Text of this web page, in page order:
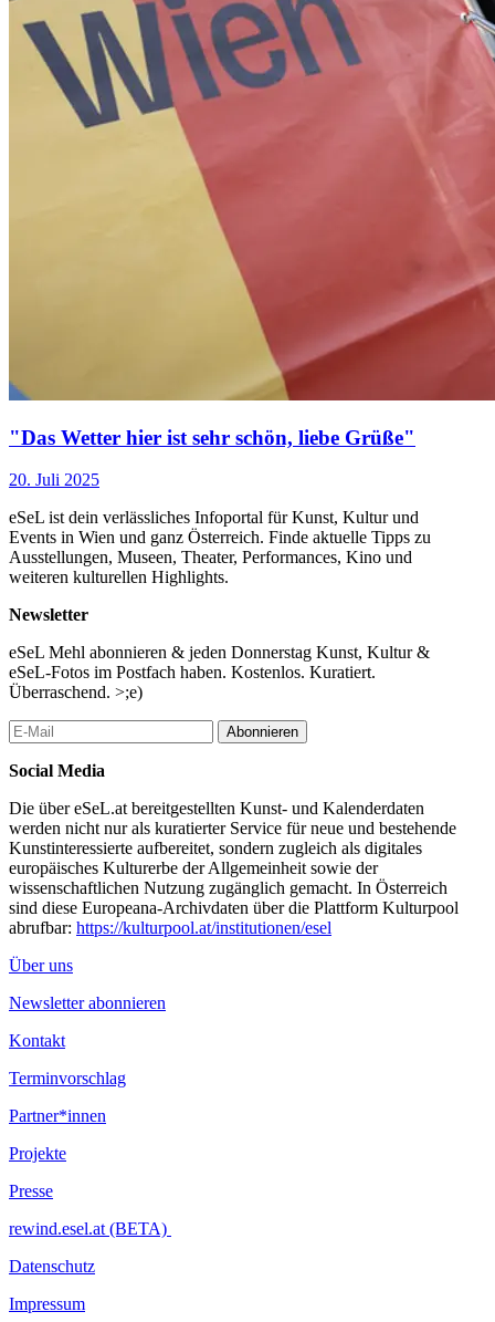
"Das Wetter hier ist sehr schön, liebe Grüße"
20. Juli 2025
eSeL ist dein verlässliches Infoportal für Kunst, Kultur und
Events in Wien und ganz Österreich. Finde aktuelle Tipps zu
Ausstellungen, Museen, Theater, Performances, Kino und
weiteren kulturellen Highlights.
Newsletter
eSeL Mehl abonnieren & jeden Donnerstag Kunst, Kultur &
eSeL-Fotos im Postfach haben. Kostenlos. Kuratiert.
Überraschend. >;e)
Abonnieren
Social Media
Die über eSeL.at bereitgestellten Kunst- und Kalenderdaten
werden nicht nur als kuratierter Service für neue und bestehende
Kunstinteressierte aufbereitet, sondern zugleich als digitales
europäisches Kulturerbe der Allgemeinheit sowie der
wissenschaftlichen Nutzung zugänglich gemacht. In Österreich
sind diese Europeana-Archivdaten über die Plattform Kulturpool
abrufbar: https://kulturpool.at/institutionen/esel
Über uns
Newsletter abonnieren
Kontakt
Terminvorschlag
Partner*innen
Projekte
Presse
rewind.esel.at (BETA)
Datenschutz
Impressum